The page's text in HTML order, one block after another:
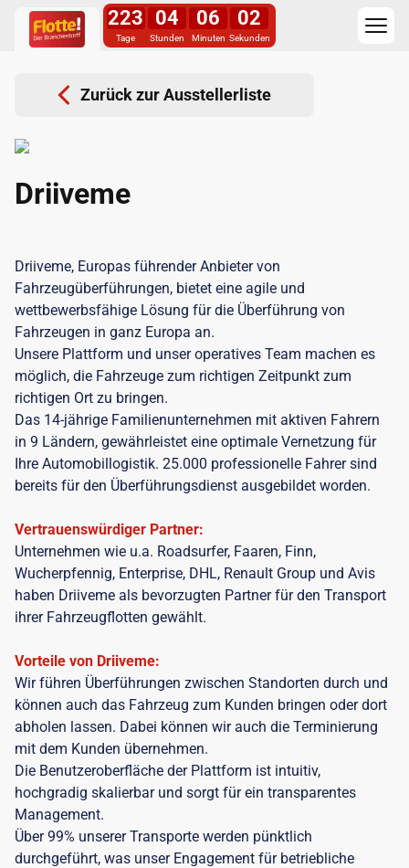
223
Tage
04
Stunden
06
Minuten
02
Sekunden
Zurück zur Ausstellerliste
Driiveme
Driiveme, Europas führender Anbieter von
Fahrzeugüberführungen, bietet eine agile und
wettbewerbsfähige Lösung für die Überführung von
Fahrzeugen in ganz Europa an.
Unsere Plattform und unser operatives Team machen es
möglich, die Fahrzeuge zum richtigen Zeitpunkt zum
richtigen Ort zu bringen.
Das 14-jährige Familienunternehmen mit aktiven Fahrern
in 9 Ländern, gewährleistet eine optimale Vernetzung für
Ihre Automobillogistik. 25.000 professionelle Fahrer sind
bereits für den Überführungsdienst ausgebildet worden.
Vertrauenswürdiger Partner:
Unternehmen wie u.a. Roadsurfer, Faaren, Finn,
Wucherpfennig, Enterprise, DHL, Renault Group und Avis
haben Driiveme als bevorzugten Partner für den Transport
ihrer Fahrzeugflotten gewählt.
Vorteile von Driiveme:
Wir führen Überführungen zwischen Standorten durch und
können auch das Fahrzeug zum Kunden bringen oder dort
abholen lassen. Dabei können wir auch die Terminierung
mit dem Kunden übernehmen.
Die Benutzeroberfläche der Plattform ist intuitiv,
hochgradig skalierbar und sorgt für ein transparentes
Management.
Über 99% unserer Transporte werden pünktlich
durchgeführt, was unser Engagement für betriebliche